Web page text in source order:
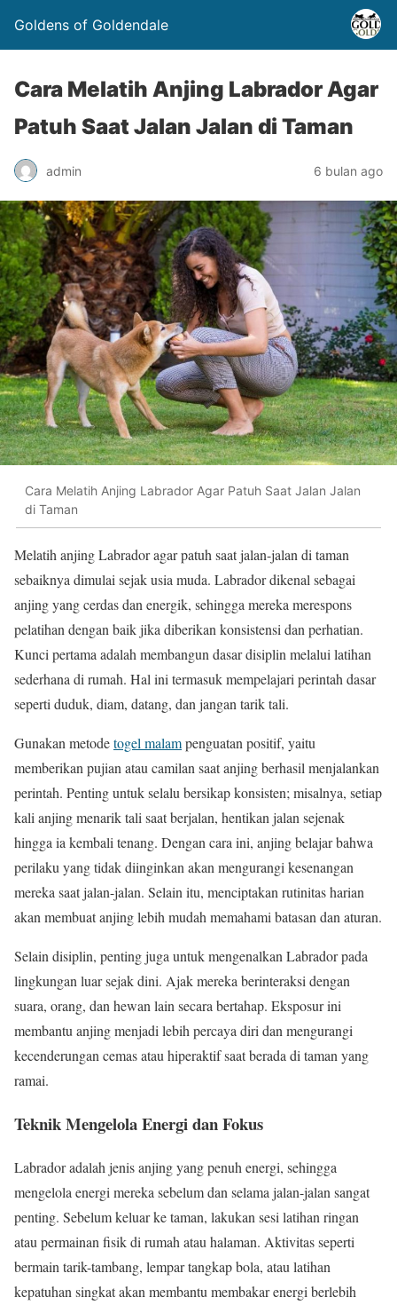
Goldens of Goldendale
Cara Melatih Anjing Labrador Agar
Patuh Saat Jalan Jalan di Taman
admin 6 bulan ago
Cara Melatih Anjing Labrador Agar Patuh Saat Jalan Jalan
di Taman
Melatih anjing Labrador agar patuh saat jalan-jalan di taman
sebaiknya dimulai sejak usia muda. Labrador dikenal sebagai
anjing yang cerdas dan energik, sehingga mereka merespons
pelatihan dengan baik jika diberikan konsistensi dan perhatian.
Kunci pertama adalah membangun dasar disiplin melalui latihan
sederhana di rumah. Hal ini termasuk mempelajari perintah dasar
seperti duduk, diam, datang, dan jangan tarik tali.
Gunakan metodetogel malampenguatan positif, yaitu
memberikan pujian atau camilan saat anjing berhasil menjalankan
perintah. Penting untuk selalu bersikap konsisten; misalnya, setiap
kali anjing menarik tali saat berjalan, hentikan jalan sejenak
hingga ia kembali tenang. Dengan cara ini, anjing belajar bahwa
perilaku yang tidak diinginkan akan mengurangi kesenangan
mereka saat jalan-jalan. Selain itu, menciptakan rutinitas harian
akan membuat anjing lebih mudah memahami batasan dan aturan.
Selain disiplin, penting juga untuk mengenalkan Labrador pada
lingkungan luar sejak dini. Ajak mereka berinteraksi dengan
suara, orang, dan hewan lain secara bertahap. Eksposur ini
membantu anjing menjadi lebih percaya diri dan mengurangi
kecenderungan cemas atau hiperaktif saat berada di taman yang
ramai.
Teknik Mengelola Energi dan Fokus
Labrador adalah jenis anjing yang penuh energi, sehingga
mengelola energi mereka sebelum dan selama jalan-jalan sangat
penting. Sebelum keluar ke taman, lakukan sesi latihan ringan
atau permainan fisik di rumah atau halaman. Aktivitas seperti
bermain tarik-tambang, lempar tangkap bola, atau latihan
kepatuhan singkat akan membantu membakar energi berlebih